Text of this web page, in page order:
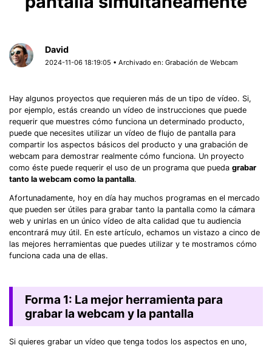
David
2024-11-06 18:19:05 • Archivado en:Grabación de Webcam
Hay algunos proyectos que requieren más de un tipo de vídeo. Si,
por ejemplo, estás creando un vídeo de instrucciones que puede
requerir que muestres cómo funciona un determinado producto,
puede que necesites utilizar un vídeo de flujo de pantalla para
compartir los aspectos básicos del producto y una grabación de
webcam para demostrar realmente cómo funciona. Un proyecto
como éste puede requerir el uso de un programa que pueda grabar
tanto la webcam como la pantalla.
Afortunadamente, hoy en día hay muchos programas en el mercado
que pueden ser útiles para grabar tanto la pantalla como la cámara
web y unirlas en un único vídeo de alta calidad que tu audiencia
encontrará muy útil. En este artículo, echamos un vistazo a cinco de
las mejores herramientas que puedes utilizar y te mostramos cómo
funciona cada una de ellas.
Forma 1: La mejor herramienta para
grabar la webcam y la pantalla
Si quieres grabar un vídeo que tenga todos los aspectos en uno,